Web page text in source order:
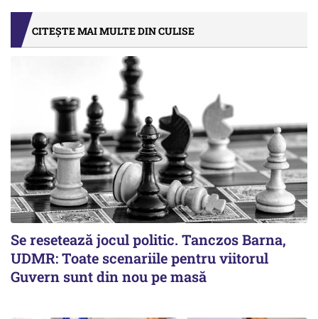
CITEȘTE MAI MULTE DIN CULISE
Se resetează jocul politic. Tanczos Barna,
UDMR: Toate scenariile pentru viitorul
Guvern sunt din nou pe masă